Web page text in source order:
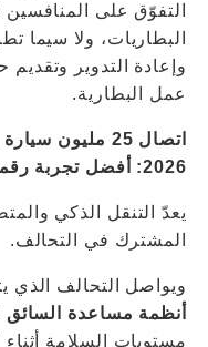
التفوّق على
البطاريات، ولا سيما
وإعادة التدوير
عمل البطارية.
اتصال 25
2026: أفضل تجربة رقمية للعملاء على الإطلاق
يعدّ التنقل الذكي
المشترك في التحالف.
ويواصل التحالف الذي يتمتع بـ20 عاماً
أنظمة مساعدة السائق
مستويات السلامة